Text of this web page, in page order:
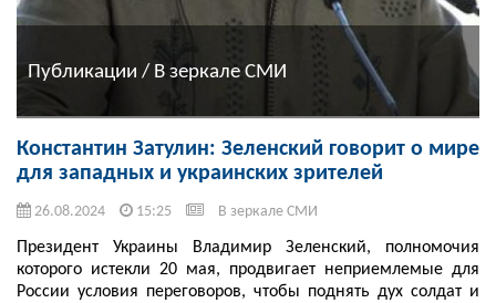
Публикации / В зеркале СМИ
Константин Затулин: Зеленский говорит о мире
для западных и украинских зрителей
26.08.2024 15:25 В зеркале СМИ
Президент Украины Владимир Зеленский, полномочия
которого истекли 20 мая, продвигает неприемлемые для
России условия переговоров, чтобы поднять дух солдат и